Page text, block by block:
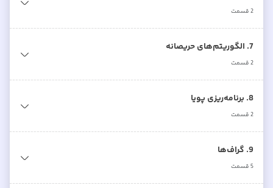
2قسمت
7. الگوریتم‌های حریصانه
2قسمت
8. برنامه‌ریزی پویا
2قسمت
9. گراف‌ها
5قسمت